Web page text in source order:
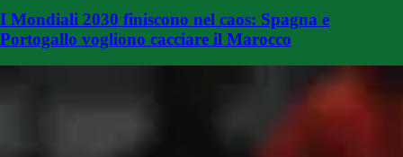
I Mondiali 2030 finiscono nel caos: Spagna e
Portogallo vogliono cacciare il Marocco